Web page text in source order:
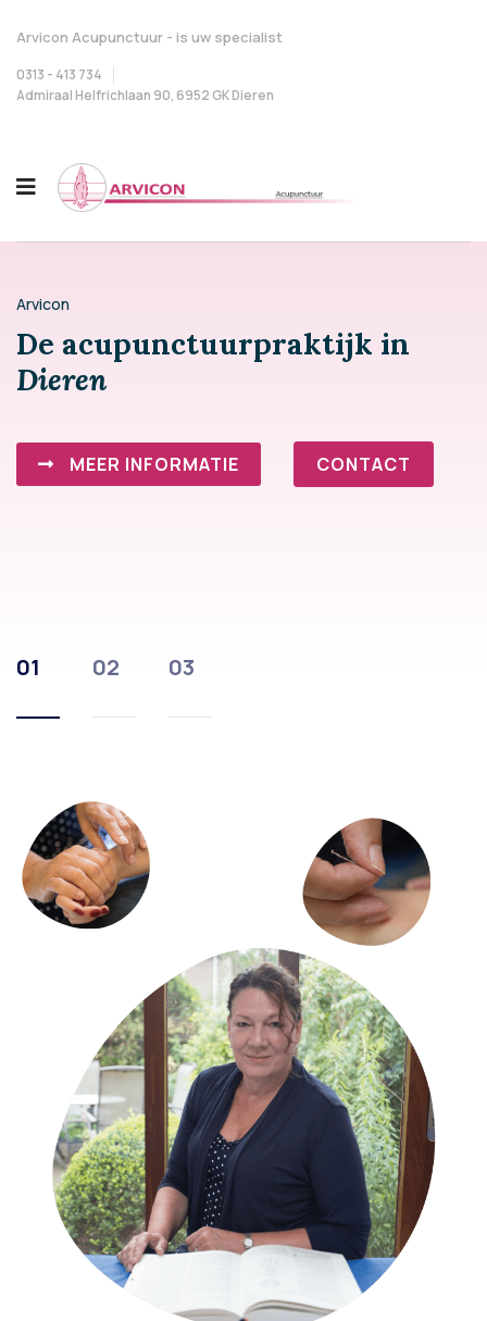
Arvicon Acupunctuur - is uw specialist
0313 - 413 734
Admiraal Helfrichlaan 90, 6952 GK Dieren
01 02 03
Arvicon
De acupunctuurpraktijk in
Dieren
MEER INFORMATIE CONTACT